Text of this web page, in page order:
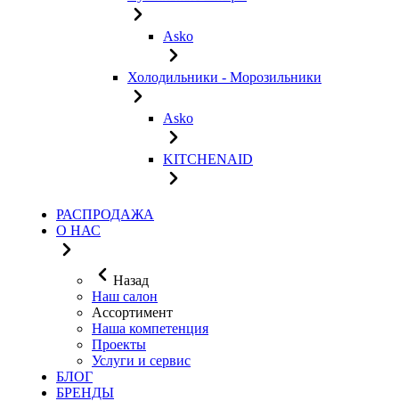
Asko
Холодильники - Морозильники
Asko
KITCHENAID
РАСПРОДАЖА
О НАС
Назад
Наш салон
Ассортимент
Наша компетенция
Проекты
Услуги и сервис
БЛОГ
БРЕНДЫ